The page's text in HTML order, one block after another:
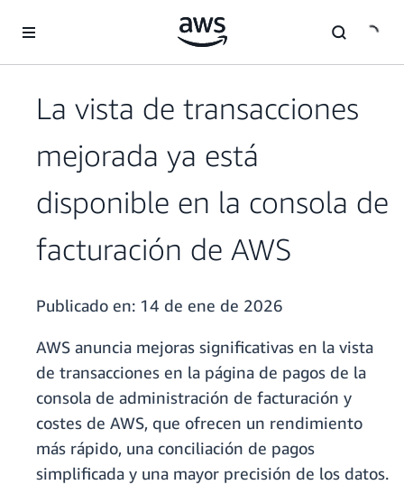
La vista de transacciones
mejorada ya está
disponible en la consola de
facturación de AWS
Publicado en: 14 de ene de 2026
AWS anuncia mejoras significativas en la vista
de transacciones en la página de pagos de la
consola de administración de facturación y
costes de AWS, que ofrecen un rendimiento
más rápido, una conciliación de pagos
simplificada y una mayor precisión de los datos.